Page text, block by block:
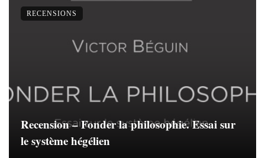
Recension – Fonder la philosophie. Essai sur
le système hégélien
RECENSIONS